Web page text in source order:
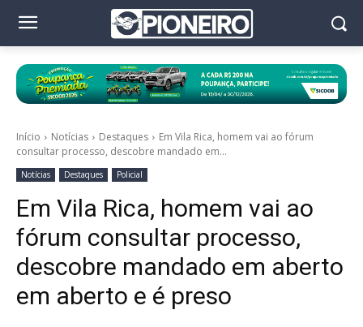
Início Notícias Destaques
Em Vila Rica, homem vai ao fórum
consultar processo, descobre mandado em...
Notícias Destaques Policial
Em Vila Rica, homem vai ao
fórum consultar processo,
descobre mandado em aberto
em aberto e é preso